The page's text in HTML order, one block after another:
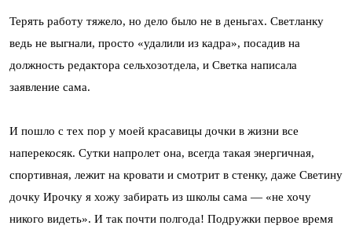
Терять работу тяжело, но дело было не в деньгах. Светланку
ведь не выгнали, просто «удалили из кадра», посадив на
должность редактора сельхозотдела, и Светка написала
заявление сама.
И пошло с тех пор у моей красавицы дочки в жизни все
наперекосяк. Сутки напролет она, всегда такая энергичная,
спортивная, лежит на кровати и смотрит в стенку, даже Светину
дочку Ирочку я хожу забирать из школы сама — «не хочу
никого видеть». И так почти полгода! Подружки первое время